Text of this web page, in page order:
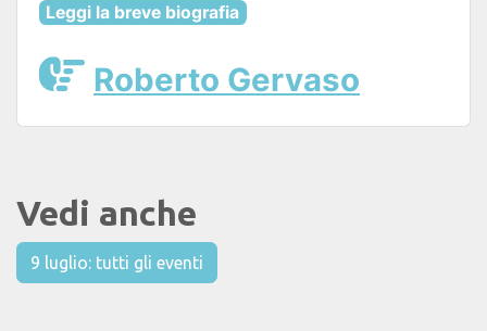
Leggi la breve biografia
Roberto Gervaso
Vedi anche
9 luglio: tutti gli eventi